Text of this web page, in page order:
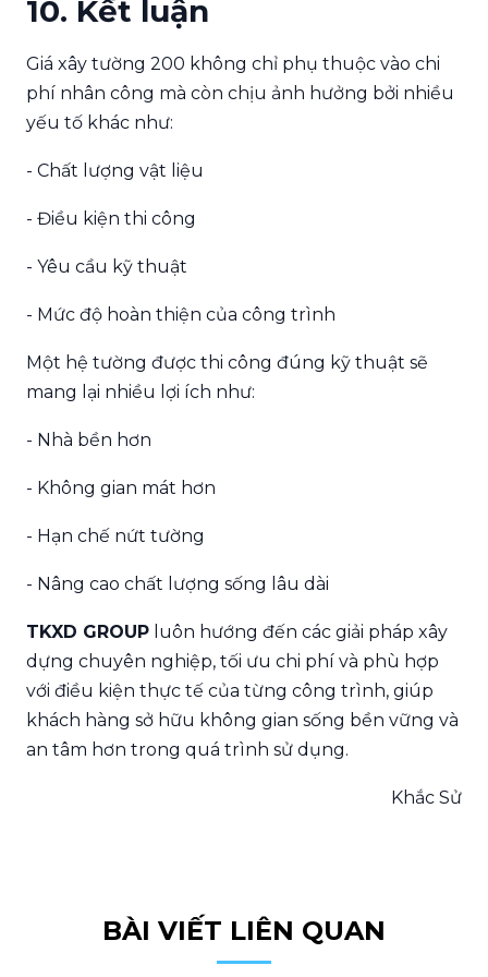
10. Kết luận
Giá xây tường 200 không chỉ phụ thuộc vào chi
phí nhân công mà còn chịu ảnh hưởng bởi nhiều
yếu tố khác như:
- Chất lượng vật liệu
- Điều kiện thi công
- Yêu cầu kỹ thuật
- Mức độ hoàn thiện của công trình
Một hệ tường được thi công đúng kỹ thuật sẽ
mang lại nhiều lợi ích như:
- Nhà bền hơn
- Không gian mát hơn
- Hạn chế nứt tường
- Nâng cao chất lượng sống lâu dài
TKXD GROUP luôn hướng đến các giải pháp xây
dựng chuyên nghiệp, tối ưu chi phí và phù hợp
với điều kiện thực tế của từng công trình, giúp
khách hàng sở hữu không gian sống bền vững và
an tâm hơn trong quá trình sử dụng.
Khắc Sử
BÀI VIẾT LIÊN QUAN